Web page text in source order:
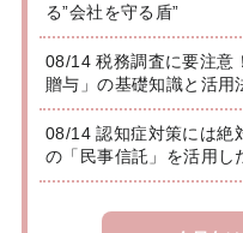
る”会社を守る盾”
08/14 税務調査に要注意
贈与」の基礎知識と活用
08/14 認知症対策には絶
の「民事信託」を活用し